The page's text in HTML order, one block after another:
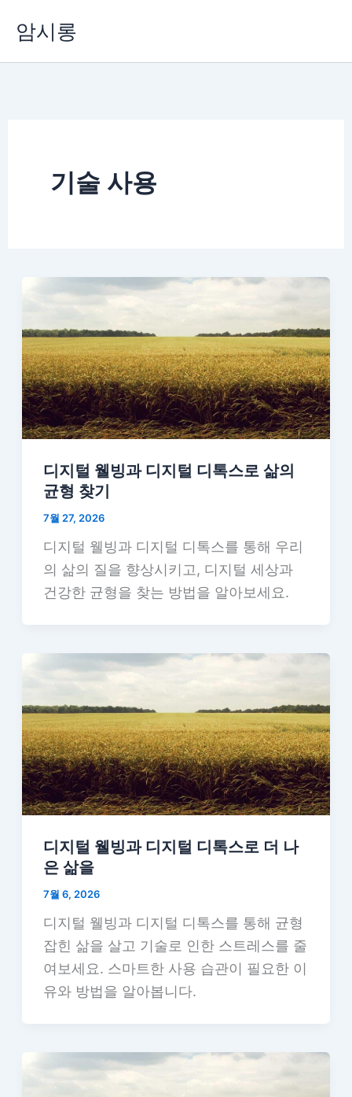
암시롱
기술 사용
디지털 웰빙과 디지털 디톡스로 삶의
균형 찾기
7월 27, 2026
디지털 웰빙과 디지털 디톡스를 통해 우리
의 삶의 질을 향상시키고, 디지털 세상과
건강한 균형을 찾는 방법을 알아보세요.
디지털 웰빙과 디지털 디톡스로 더 나
은 삶을
7월 6, 2026
디지털 웰빙과 디지털 디톡스를 통해 균형
잡힌 삶을 살고 기술로 인한 스트레스를 줄
여보세요. 스마트한 사용 습관이 필요한 이
유와 방법을 알아봅니다.